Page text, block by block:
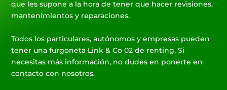
que les supone a la hora de tener que hacer revisiones,
mantenimientos y reparaciones.
Todos los particulares, autónomos y empresas pueden
tener una furgoneta Link & Co 02 de renting. Si
necesitas más información, no dudes en ponerte en
contacto con nosotros.